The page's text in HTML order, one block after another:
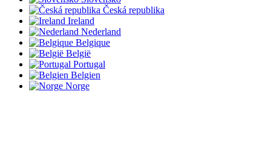
Česká republika
Ireland
Nederland
Belgique
België
Portugal
Belgien
Norge